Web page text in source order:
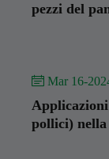
pezzi del
 Mar 16-
pollici) nella